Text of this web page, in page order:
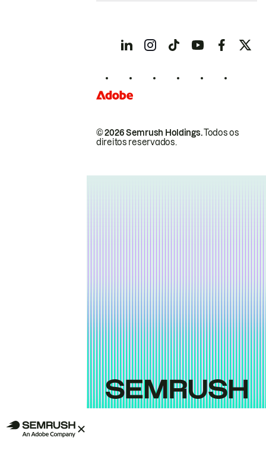
© 2026 Semrush Holdings.Todos os
direitos reservados.